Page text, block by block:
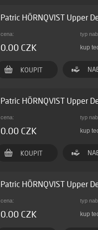
Patric HÖRNQVIST Upper
cena: typ
0.00 CZK kup
KOUPIT
Patric HÖRNQVIST Upper
cena: typ
0.00 CZK kup
KOUPIT
Patric HÖRNQVIST Upper
cena: typ
0.00 CZK kup